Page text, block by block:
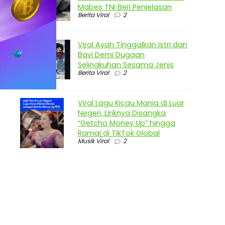
Mabes TNI Beri Penjelasan
Berita Viral 2
Viral Ayah Tinggalkan Istri dan
Bayi Demi Dugaan
Selingkuhan Sesama Jenis
Berita Viral 2
Viral Lagu Kicau Mania di Luar
Negeri, Liriknya Disangka
“Getcho Money Up” hingga
Ramai di TikTok Global
Musik Viral 2